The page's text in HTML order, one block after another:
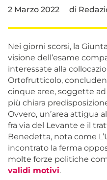
2 Marzo 2022 di
Nei giorni scorsi, la
visione dell’esame
interessate alla
Ortofrutticolo,
cinque aree, soggette
più chiara
Ovvero, un’area attigua
fra via del Levante e il
Benedetta, nota come
incontrato la ferma
molte forze politiche
validi motivi.